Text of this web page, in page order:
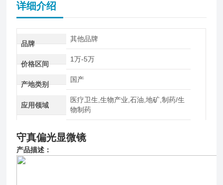
详细介绍
品牌
其他品牌
价格区间
1万-5万
产地类别
国产
应用领域
医疗卫生,生物产业,石油,地矿,制药/生
物制药
守真偏光显微镜
产品描述：